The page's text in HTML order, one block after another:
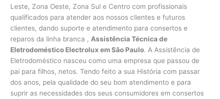
Leste, Zona Oeste, Zona Sul e Centro com profissionais
qualificados para atender aos nossos clientes e futuros
clientes, dando suporte e atendimento para consertos e
reparos da linha branca , Assistência Técnica de
Eletrodoméstico Electrolux em São Paulo. A Assistência de
Eletrodoméstico nasceu como uma empresa que passou de
pai para filhos, netos. Tendo feito a sua História com passar
dos anos, pela qualidade do seu bom atendimento e para
suprir as necessidades dos seus consumidores em consertos